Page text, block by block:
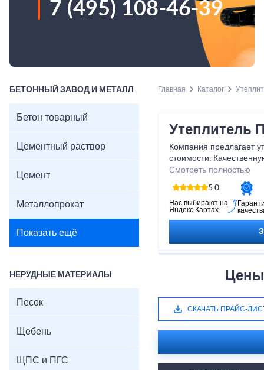
7 (495) 108-46-39
БЕТОННЫЙ ЗАВОД И МЕТАЛЛ
Бетон товарный
Цементный раствор
Цемент
Металлопрокат
Показать ещё
НЕРУДНЫЕ МАТЕРИАЛЫ
Песок
Щебень
ЩПС и ПГС
Главная Каталог
Утеплитель
Компания предлагает
стоимости.
условия доставки до
Человек,
единожды
комфортные условия
вопросов по
Смотреть полностью
5.0
Нас выбирают на
Яндекс.Картах
СКАЧАТЬ ПРАЙС-